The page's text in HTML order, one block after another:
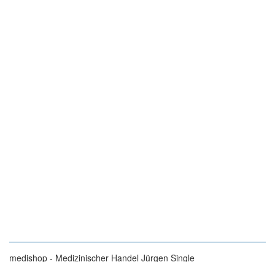
medishop - Medizinischer Handel Jürgen Single